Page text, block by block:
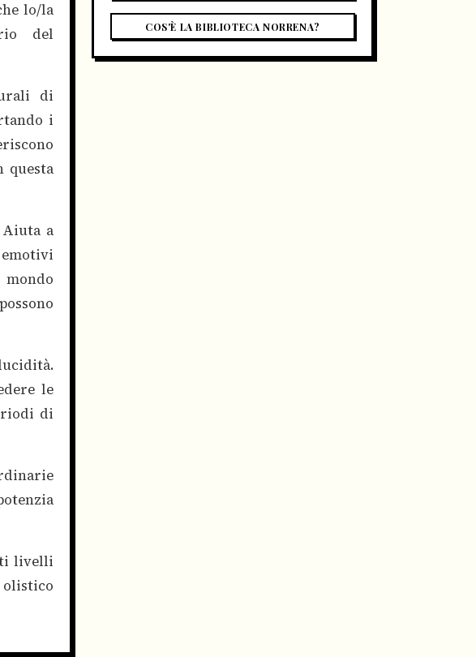
lo/la
del
di
i
questa
a
le
di
livelli
COS'È LA BIBLIOTECA NORRENA?